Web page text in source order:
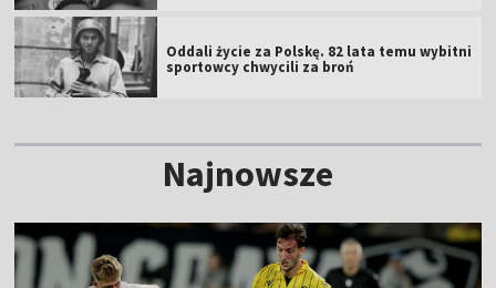
Oddali życie za Polskę. 82 lata temu wybitni
sportowcy chwycili za broń
Najnowsze